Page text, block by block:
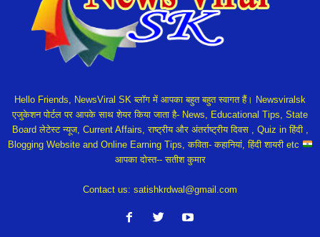
Hello Friends, NewsViral SK ब्लॉग में आपका बहुत बहुत स्वागत हैं। Newsviralsk
एजुकेशन पोर्टल पर आपके साथ शेयर किया जाता है- News, Educational Tips, State
Board लेटेस्ट न्यूज, Current Affairs, राष्ट्रीय और अंतर्राष्ट्रीय दिवस , Quiz in हिंदी ,
Blogging Website and Online Earning Tips, कविता- कहानियां, हिंदी शायरी etc
आपका दोस्त-- सतीश कुमार
Contact us: satishkrdwal@gmail.com